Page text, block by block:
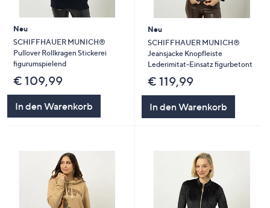
Neu
SCHIFFHAUER MUNICH®
Pullover Rollkragen Stickerei
figurumspielend
€ 109,99
In den Warenkorb
Neu
SCHIFFHAUER MUNICH®
Jeansjacke Knopfleiste
Lederimitat-Einsatz figurbetont
€ 119,99
In den Warenkorb